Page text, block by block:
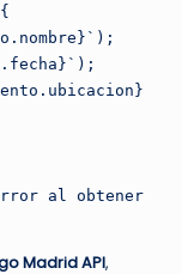
Madrid API,